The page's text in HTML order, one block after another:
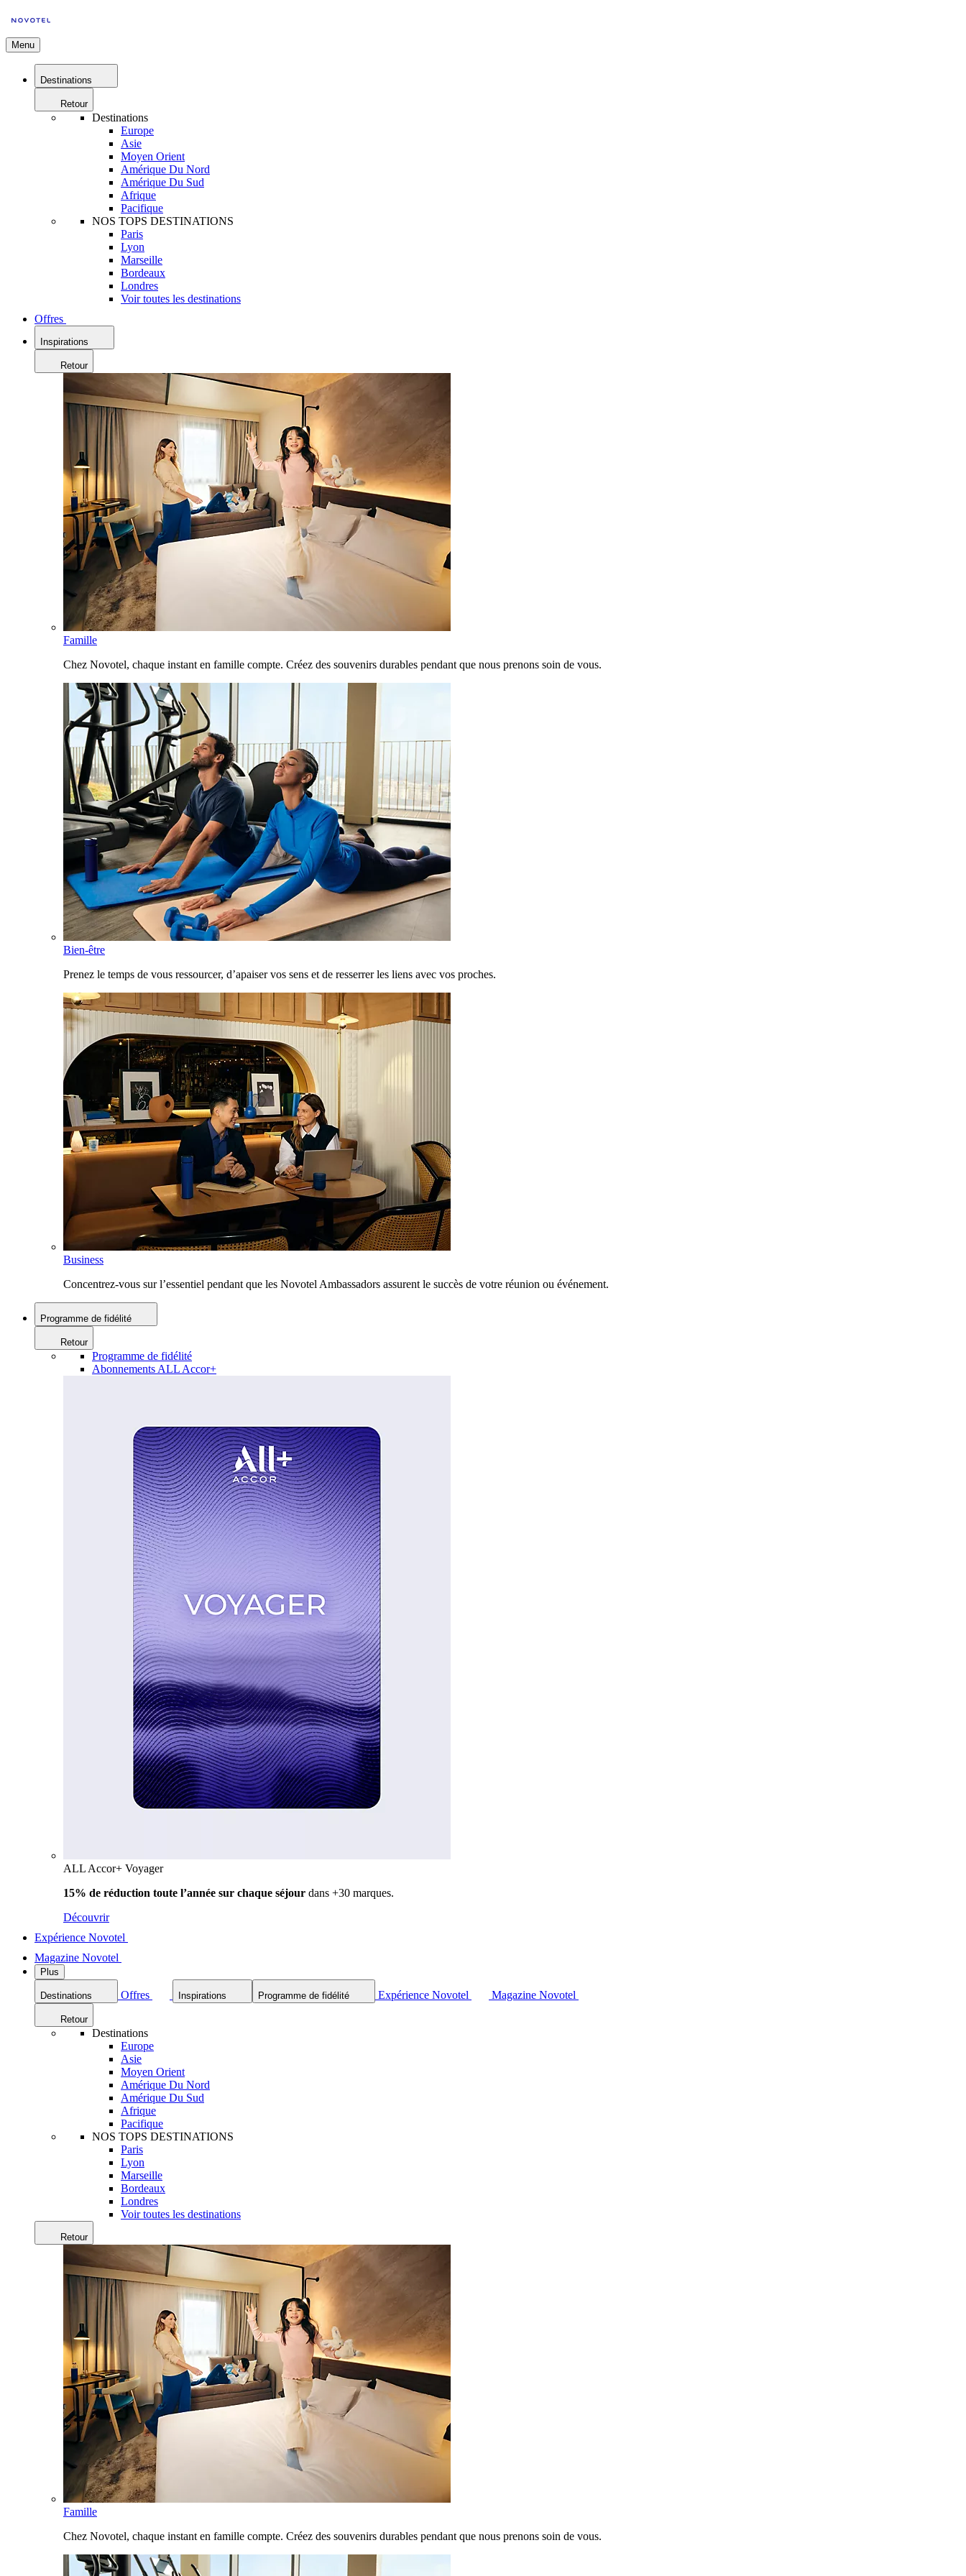
Menu
Destinations
Retour
Destinations
Europe
Asie
Moyen Orient
Amérique Du Nord
Amérique Du Sud
Afrique
Pacifique
NOS TOPS DESTINATIONS
Paris
Lyon
Marseille
Bordeaux
Londres
Voir toutes les destinations
Offres
Inspirations
Retour
Famille
Chez Novotel, chaque instant en famille compte. Créez des souvenirs durables pendant que nous prenons soin de vous.
Bien-être
Prenez le temps de vous ressourcer, d’apaiser vos sens et de resserrer les liens avec vos proches.
Business
Concentrez-vous sur l’essentiel pendant que les Novotel Ambassadors assurent le succès de votre réunion ou événement.
Programme de fidélité
Retour
Programme de fidélité
Abonnements ALL Accor+
ALL Accor+ Voyager
15% de réduction toute l’année sur chaque séjour dans +30 marques.
Découvrir
Expérience Novotel
Magazine Novotel
Plus
Destinations Offres Inspirations Programme de fidélité Expérience Novotel Magazine Novotel
Retour
Destinations
Europe
Asie
Moyen Orient
Amérique Du Nord
Amérique Du Sud
Afrique
Pacifique
NOS TOPS DESTINATIONS
Paris
Lyon
Marseille
Bordeaux
Londres
Voir toutes les destinations
Retour
Famille
Chez Novotel, chaque instant en famille compte. Créez des souvenirs durables pendant que nous prenons soin de vous.